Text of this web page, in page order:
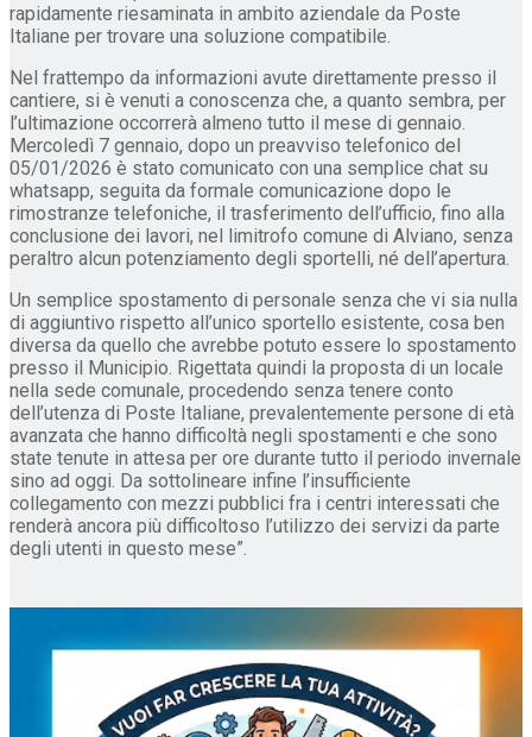
rapidamente riesaminata in ambito aziendale da Poste
Italiane per trovare una soluzione compatibile.
Nel frattempo da informazioni avute direttamente presso il
cantiere, si è venuti a conoscenza che, a quanto sembra, per
l’ultimazione occorrerà almeno tutto il mese di gennaio.
Mercoledì 7 gennaio, dopo un preavviso telefonico del
05/01/2026 è stato comunicato con una semplice chat su
whatsapp, seguita da formale comunicazione dopo le
rimostranze telefoniche, il trasferimento dell’ufficio, fino alla
conclusione dei lavori, nel limitrofo comune di Alviano, senza
peraltro alcun potenziamento degli sportelli, né dell’apertura.
Un semplice spostamento di personale senza che vi sia nulla
di aggiuntivo rispetto all’unico sportello esistente, cosa ben
diversa da quello che avrebbe potuto essere lo spostamento
presso il Municipio. Rigettata quindi la proposta di un locale
nella sede comunale, procedendo senza tenere conto
dell’utenza di Poste Italiane, prevalentemente persone di età
avanzata che hanno difficoltà negli spostamenti e che sono
state tenute in attesa per ore durante tutto il periodo invernale
sino ad oggi. Da sottolineare infine l’insufficiente
collegamento con mezzi pubblici fra i centri interessati che
renderà ancora più difficoltoso l’utilizzo dei servizi da parte
degli utenti in questo mese”.